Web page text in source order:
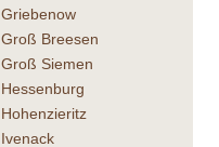
Griebenow
Groß Breesen
Groß Siemen
Hessenburg
Hohenzieritz
Ivenack